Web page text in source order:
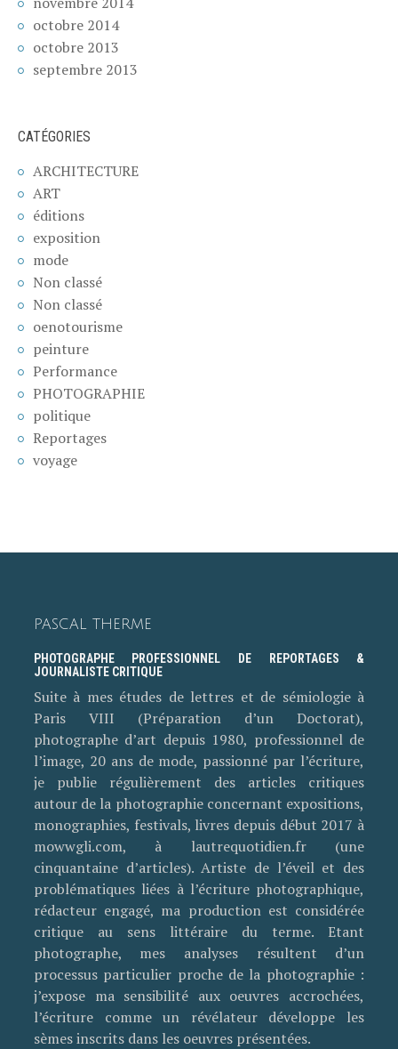
octobre 2014
octobre 2013
septembre 2013
CATÉGORIES
ARCHITECTURE
ART
éditions
exposition
mode
Non classé
Non classé
oenotourisme
peinture
Performance
PHOTOGRAPHIE
politique
Reportages
voyage
PASCAL THERME
PHOTOGRAPHE PROFESSIONNEL DE REPORTAGES &
JOURNALISTE CRITIQUE
Suite à mes études de lettres et de sémiologie à
Paris VIII (Préparation d’un Doctorat),
photographe d’art depuis 1980, professionnel de
l’image, 20 ans de mode, passionné par l’écriture,
je publie régulièrement des articles critiques
autour de la photographie concernant expositions,
monographies, festivals, livres depuis début 2017 à
mowwgli.com, à lautrequotidien.fr (une
cinquantaine d’articles). Artiste de l’éveil et des
problématiques liées à l’écriture photographique,
rédacteur engagé, ma production est considérée
critique au sens littéraire du terme. Etant
photographe, mes analyses résultent d’un
processus particulier proche de la photographie :
j’expose ma sensibilité aux oeuvres accrochées,
l’écriture comme un révélateur développe les
sèmes inscrits dans les oeuvres présentées.